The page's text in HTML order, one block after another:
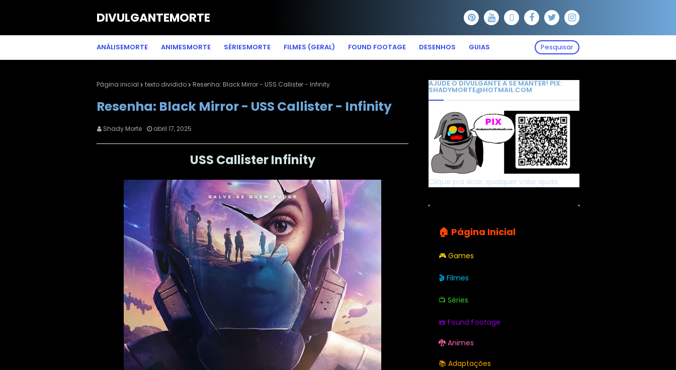
DIVULGANTEMORTE
ANÁLISEMORTE ANIMESMORTE SÉRIESMORTE FILMES (GERAL) FOUND FOOTAGE DESENHOS GUIAS Pesquisar
Página inicial texto dividido Resenha: Black Mirror - USS Callister - Infinity
Resenha: Black Mirror - USS Callister - Infinity
Shady Morte abril 17, 2025
USS Callister Infinity
AJUDE O DIVULGANTE A SE MANTER! PIX:
SHADYMORTE@HOTMAIL.COM
Clique pra doar, qualquer valor ajuda.
🏠 Página Inicial
🎮 Games
🎬 Filmes
📺 Séries
📼 Found Footage
🐉 Animes
📚 Adaptações